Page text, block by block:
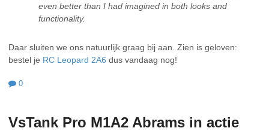
even better than I had imagined in both looks and
functionality.
Daar sluiten we ons natuurlijk graag bij aan. Zien is geloven:
bestel je RC Leopard 2A6 dus vandaag nog!
0
VsTank Pro M1A2 Abrams in actie